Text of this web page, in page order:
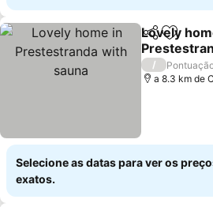
Partilhar
Lovely
Ver preços
/
a 8.3 km de
Selecione as datas para ver os
exatos.